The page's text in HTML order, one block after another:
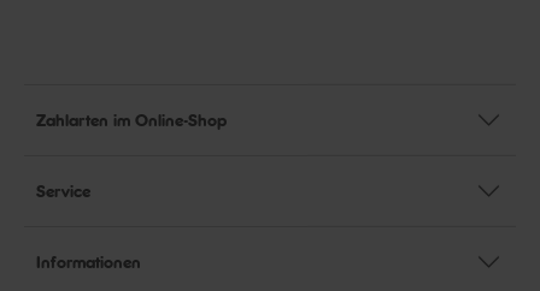
Zahlarten im Online-Shop
Service
Informationen